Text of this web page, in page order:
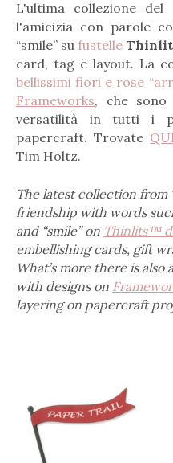
L'ultima collezione
l'amicizia con parole
“smile” su fustelle
card, tag e layout. La
bellissimi fiori e rose
Frameworks, che
versatilità in tutti i
papercraft. Trovate
Tim Holtz.
The latest collection from
friendship with words
and “smile” on Thinlits™
embellishing cards, gift
What’s more there is also
with designs on
layering on papercraft